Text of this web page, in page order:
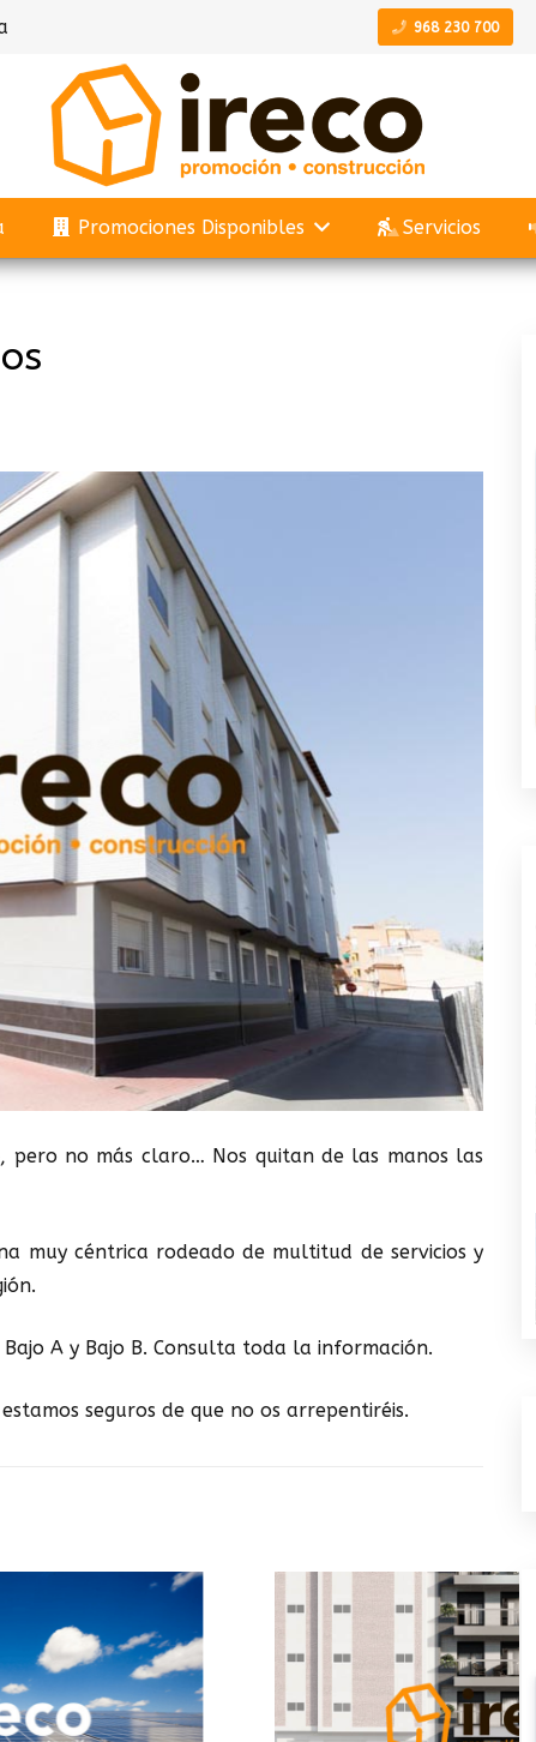
968 230 700
Promociones Disponibles Servicios
no más claro… Nos quitan de las manos las
muy céntrica rodeado de multitud de servicios y
A y Bajo B. Consulta toda la información.
seguros de que no os arrepentiréis.